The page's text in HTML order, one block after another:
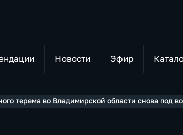
Новости Эфир
терема во Владимирской области снова под